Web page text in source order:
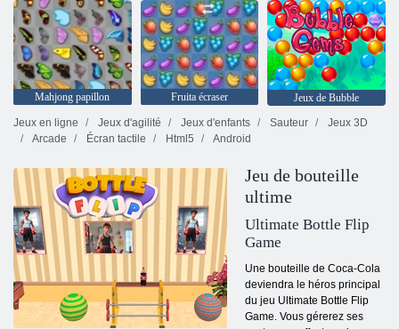
Mahjong papillon Fruita écraser
Jeux de Bubble
Jeux en ligne
Jeux d'agilité Jeux d'enfants Sauteur
Jeux 3D
Arcade
Écran tactile Html5 Android
Jeu de bouteille
ultime
Ultimate Bottle Flip
Game
Une bouteille de Coca-Cola
deviendra le héros principal
du jeu Ultimate Bottle Flip
Game. Vous gérerez ses